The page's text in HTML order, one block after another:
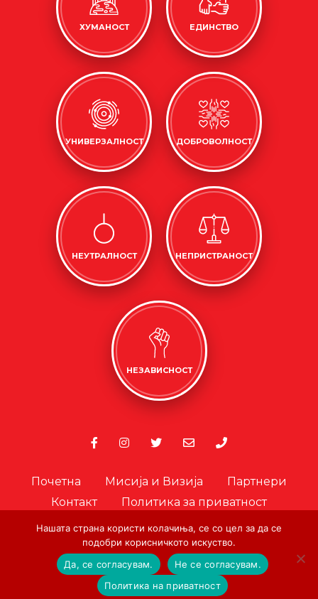
ХУМАНОСТ ЕДИНСТВО
УНИВЕРЗАЛНОСТ ДОБРОВОЛНОСТ
НЕУТРАЛНОСТ НЕПРИСТРАНОСТ
НЕЗАВИСНОСТ
Почетна Мисија и Визија
Партнери
Контакт
Политика за приватност
Политика за колачиња
Офицер за лични податоци
© Copyright. Црвен Крст на Град Скопје. 2026.
Developed by:AA
Нашата страна користи колачиња, се со цел за да се
подобри корисничкото искуство.
Да, се согласувам.
Не се согласувам.
Политика на приватност